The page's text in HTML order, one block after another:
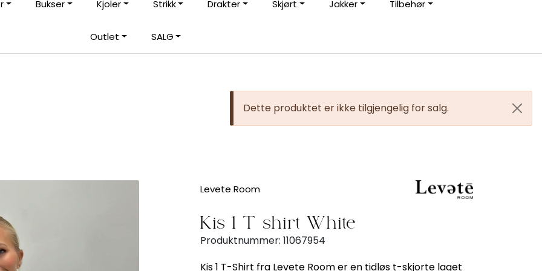
Rask levering med DHL eller Bring
Bukser Kjoler Strikk Drakter Skjørt Jakker Tilbehør
Outlet SALG
Dette produktet er ikke tilgjengelig for salg.
Levete Room
Produktnummer: 11067954
Kis 1 T-Shirt fra Levete Room er en tidløs t-skjorte laget